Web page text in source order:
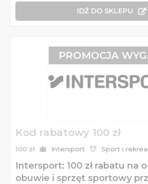
IDŹ DO SKLEPU
Kod rabatowy 100 zł
100 zł Intersport Sport i
Intersport: 100 zł rabatu na
obuwie i sprzęt sportowy
PROMOCJA